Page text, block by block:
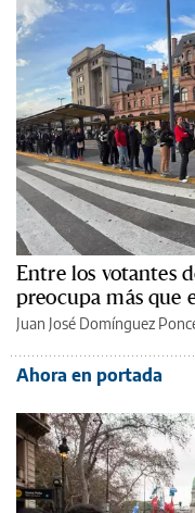
Entre los votantes
preocupa más que
Juan José Domínguez
Ahora en portada